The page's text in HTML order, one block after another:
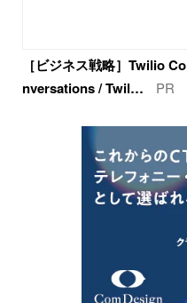
［ビジネス戦略］Twilio Co
nversations / Twil…
PR